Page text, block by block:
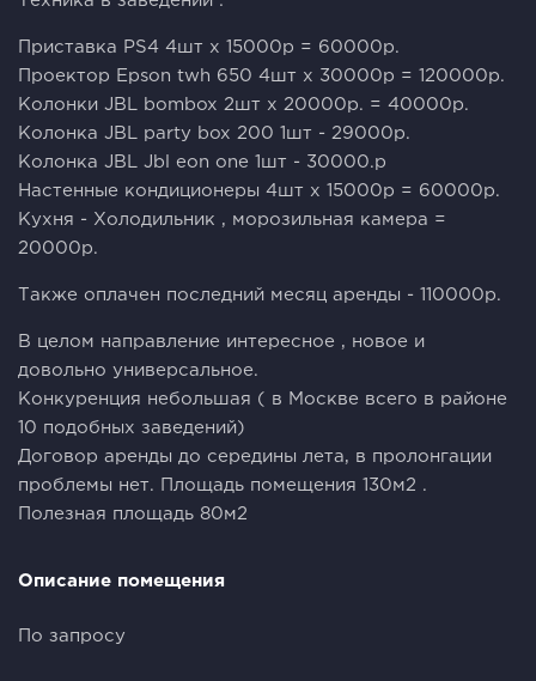
Приставка PS4 4шт х 15000р = 60000р.
Проектор Epson twh 650 4шт х 30000р = 120000р.
Колонки JBL bombox 2шт х 20000р. = 40000р.
Колонка JBL party box 200 1шт - 29000р.
Колонка JBL Jbl eon one 1шт - 30000.р
Настенные кондиционеры 4шт х 15000р = 60000р.
Кухня - Холодильник , морозильная камера =
20000р.
Также оплачен последний месяц аренды - 110000р.
В целом направление интересное , новое и
довольно универсальное.
Конкуренция небольшая ( в Москве всего в районе
10 подобных заведений)
Договор аренды до середины лета, в пролонгации
проблемы нет. Площадь помещения 130м2 .
Полезная площадь 80м2
Описание помещения
По запросу